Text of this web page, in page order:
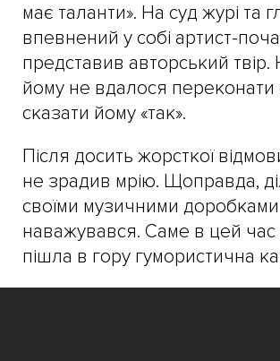
має таланти». На суд журі та
впевнений у собі артист-
представив авторський
йому не вдалося переконати
сказати йому «так».
Після досить жорсткої
не зрадив мрію. Щоправда,
своїми музичними
наважувався. Саме в цей час
пішла в гору гумористична